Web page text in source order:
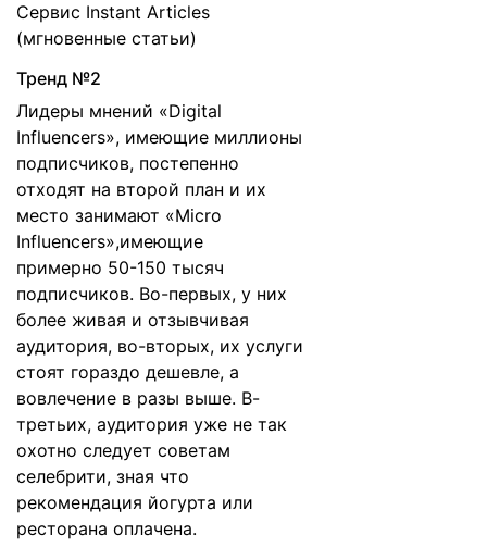
Cервис Instant Articles
(мгновенные статьи)
Тренд №2
Лидеры мнений «Digital
Influencers», имеющие миллионы
подписчиков, постепенно
отходят на второй план и их
место занимают «Micro
Influencers»,имеющие
примерно 50-150 тысяч
подписчиков. Во-первых, у них
более живая и отзывчивая
аудитория, во-вторых, их услуги
стоят гораздо дешевле, а
вовлечение в разы выше. В-
третьих, аудитория уже не так
охотно следует советам
селебрити, зная что
рекомендация йогурта или
ресторана оплачена.